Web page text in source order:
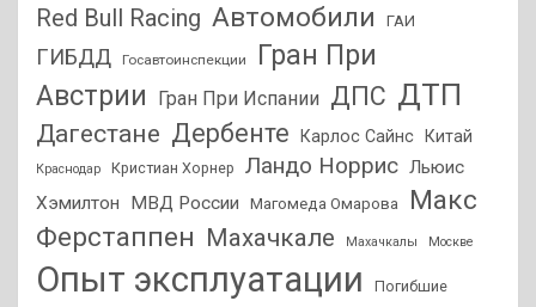
Red Bull Racing Автомобили ГАИ
ГИБДД Госавтоинспекции
Гран При
Австрии
Гран При Испании ДПС ДТП
Дагестане Дербенте Карлос Сайнс Китай
Краснодар Кристиан Хорнер Ландо Норрис Льюис
Хэмилтон
МВД России Магомеда Омарова
Макс
Ферстаппен Махачкале Махачкалы Москве
Опыт эксплуатации Погибшие